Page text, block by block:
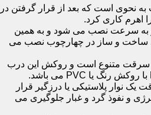
نحوی است که بعد از قرار گرفتن در
اهرم کاری کرد.
و به سرعت نصب می شود و به همین
ساخت و ساز در چهارچوب نصب می
سرقت متنوع است و روکش این درب
نوار پلاستیکی یا درزگیر قرار
و نفوذ گرد و غبار جلوگیری می